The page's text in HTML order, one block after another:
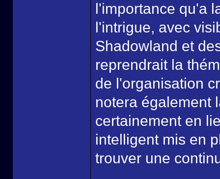
l'importance qu'a
l'intrigue, avec
Shadowland et
reprendrait la
de l'organisation
notera également
certainement en
intelligent mis en
trouver une